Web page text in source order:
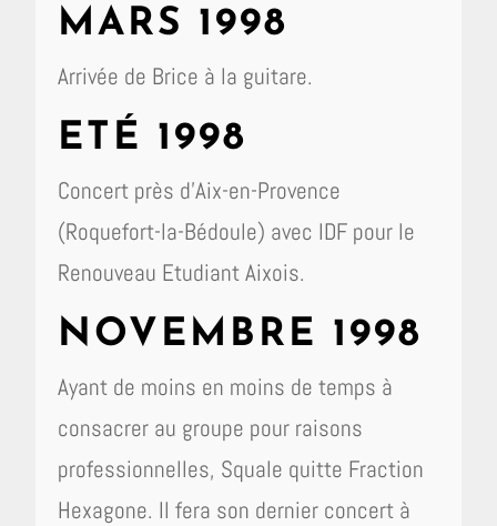
MARS 1998
Arrivée de Brice à la guitare.
ETÉ 1998
Concert près d’Aix-en-Provence
(Roquefort-la-Bédoule) avec IDF pour le
Renouveau Etudiant Aixois.
NOVEMBRE 1998
Ayant de moins en moins de temps à
consacrer au groupe pour raisons
professionnelles, Squale quitte Fraction
Hexagone. Il fera son dernier concert à